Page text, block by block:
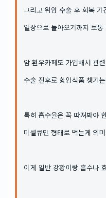
그리고 위암 수술 후 회복 기
일상으로 돌아오기까지 보
암 환우카페도 가입해서 관
수술 전후로 항암식품 챙기
특히 흡수율은 꼭 따져봐야
미셀큐민 형태로 먹는게 의
이게 일반 강황이랑 흡수나